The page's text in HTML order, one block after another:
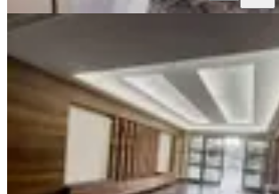
YENİ
Yusuf Karadağlı'dan
Site İçerisinde 4+1
Yeşilyurt, Bostanbaşı
4+1·220 m²·2. Kat·
21.000 ₺